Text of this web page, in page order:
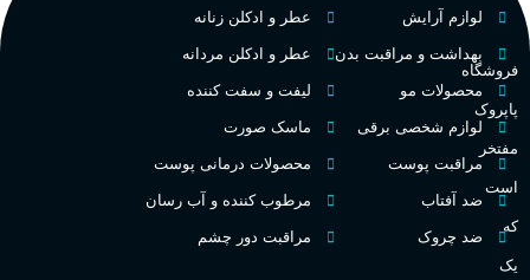
فروشگاه
پاپروک
مفتخر
است
که
یک
لوازم آرایش
بهداشت و مراقبت بدن
محصولات مو
لوازم شخصی برقی
مراقبت پوست
ضد آفتاب
ضد چروک
عطر و ادکلن زنانه
عطر و ادکلن مردانه
لیفت و سفت کننده
ماسک صورت
محصولات درمانی پوست
مرطوب کننده و آب رسان
مراقبت دور چشم